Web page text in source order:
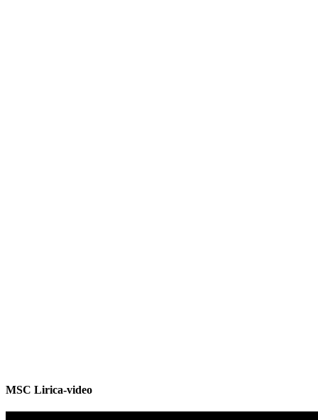
MSC Lirica-video